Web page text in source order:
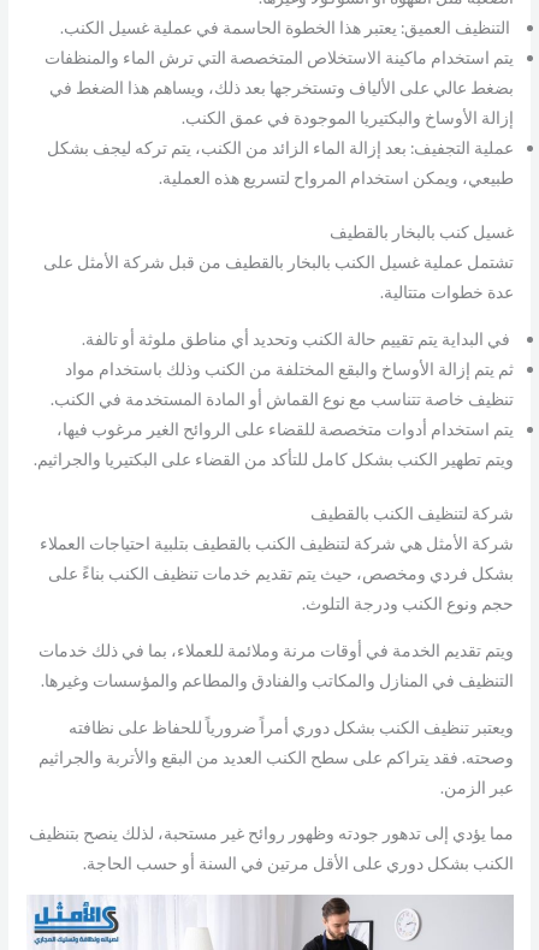
التنظيف العميق: يعتبر هذا الخطوة الحاسمة في عملية غسيل الكنب.
يتم استخدام ماكينة الاستخلاص المتخصصة التي ترش الماء والمنظفات
بضغط عالي على الألياف وتستخرجها بعد ذلك، ويساهم هذا الضغط في
إزالة الأوساخ والبكتيريا الموجودة في عمق الكنب.
عملية التجفيف: بعد إزالة الماء الزائد من الكنب، يتم تركه ليجف بشكل
طبيعي، ويمكن استخدام المرواح لتسريع هذه العملية.
غسيل كنب بالبخار بالقطيف
تشتمل عملية غسيل الكنب بالبخار بالقطيف من قبل شركة الأمثل على
عدة خطوات متتالية.
في البداية يتم تقييم حالة الكنب وتحديد أي مناطق ملوثة أو تالفة.
ثم يتم إزالة الأوساخ والبقع المختلفة من الكنب وذلك باستخدام مواد
تنظيف خاصة تتناسب مع نوع القماش أو المادة المستخدمة في الكنب.
يتم استخدام أدوات متخصصة للقضاء على الروائح الغير مرغوب فيها،
ويتم تطهير الكنب بشكل كامل للتأكد من القضاء على البكتيريا والجراثيم.
شركة لتنظيف الكنب بالقطيف
شركة الأمثل هي شركة لتنظيف الكنب بالقطيف بتلبية احتياجات العملاء
بشكل فردي ومخصص، حيث يتم تقديم خدمات تنظيف الكنب بناءً على
حجم ونوع الكنب ودرجة التلوث.
ويتم تقديم الخدمة في أوقات مرنة وملائمة للعملاء، بما في ذلك خدمات
التنظيف في المنازل والمكاتب والفنادق والمطاعم والمؤسسات وغيرها.
ويعتبر تنظيف الكنب بشكل دوري أمراً ضرورياً للحفاظ على نظافته
وصحته. فقد يتراكم على سطح الكنب العديد من البقع والأتربة والجراثيم
عبر الزمن.
مما يؤدي إلى تدهور جودته وظهور روائح غير مستحبة، لذلك ينصح بتنظيف
الكنب بشكل دوري على الأقل مرتين في السنة أو حسب الحاجة.